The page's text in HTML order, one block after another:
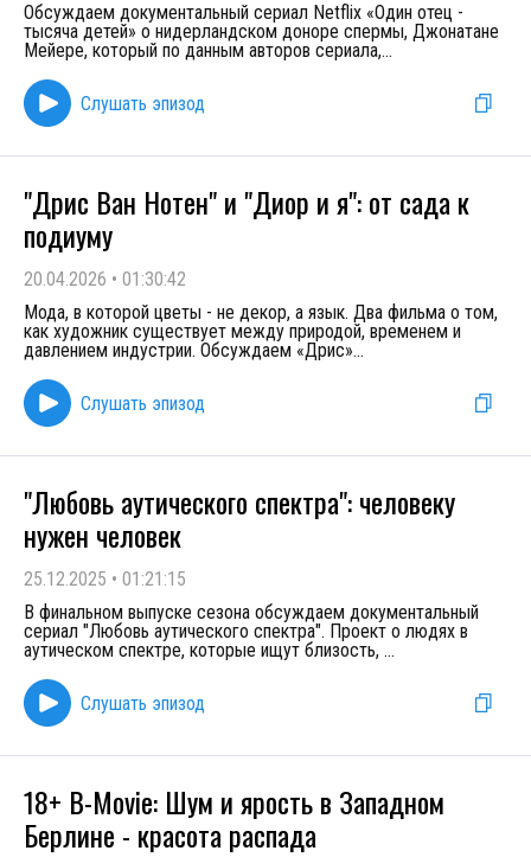
Обсуждаем документальный сериал Netflix «Один отец -
тысяча детей» о нидерландском доноре спермы, Джонатане
Мейере, который по данным авторов сериала,...
Слушать эпизод
"Дрис Ван Нотен" и "Диор и я": от сада к
подиуму
20.04.2026 • 01:30:42
Мода, в которой цветы - не декор, а язык. Два фильма о том,
как художник существует между природой, временем и
давлением индустрии. Обсуждаем «Дрис»...
Слушать эпизод
"Любовь аутического спектра": человеку
нужен человек
25.12.2025 • 01:21:15
В финальном выпуске сезона обсуждаем документальный
сериал "Любовь аутического спектра". Проект о людях в
аутическом спектре, которые ищут близость, ...
Слушать эпизод
18+ B-Movie: Шум и ярость в Западном
Берлине - красота распада